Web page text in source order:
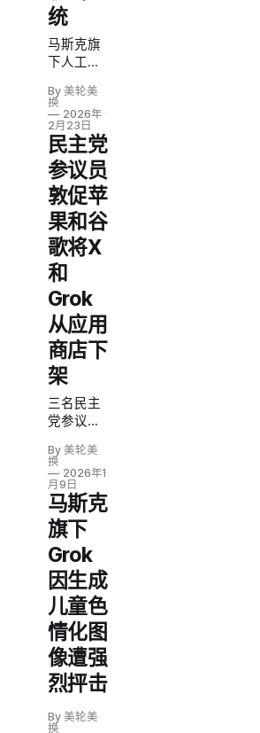
统
马斯克旗
下人工智
已与五角
大楼签署
协议，允
许军方将
Grok模型
部署于机
密系统。
此前，
Anthropic
的Claude
是军方最
敏感情
报、武器
研发及战
场行动系
统中唯一
可用的AI
模型。
By 美轮美
换
2026年
2月23日
民主党
参议员
敦促苹
果和谷
歌将X
和
Grok
从应用
商店下
架
三名民主
党参议员
苹果CEO
库克
（Tim
Cook）和
谷歌CEO
皮查伊
（Sundar
Pichai），
要求将马
斯克旗下
的X和
Grok应用
从应用商
店下架，
斯克旗下
By 美轮美
换
2026年1
月9日
马斯克
旗下
Grok
因生成
儿童色
情化图
像遭强
烈抨击
By 美轮美
换